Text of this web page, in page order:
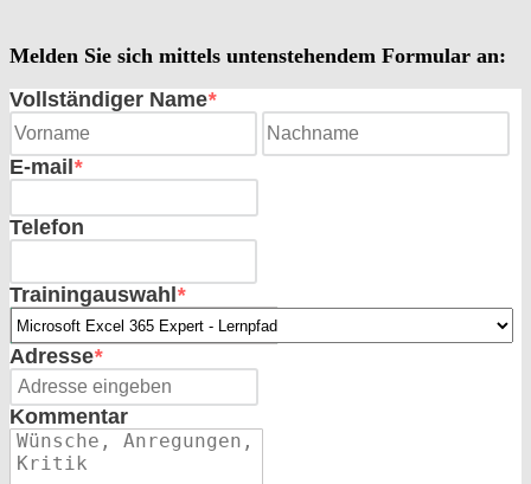
Melden Sie sich mittels untenstehendem Formular an:
Vollständiger Name*
E-mail *
Telefon
Trainingauswahl *
Adresse*
Kommentar